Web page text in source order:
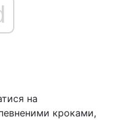
на
кроками,